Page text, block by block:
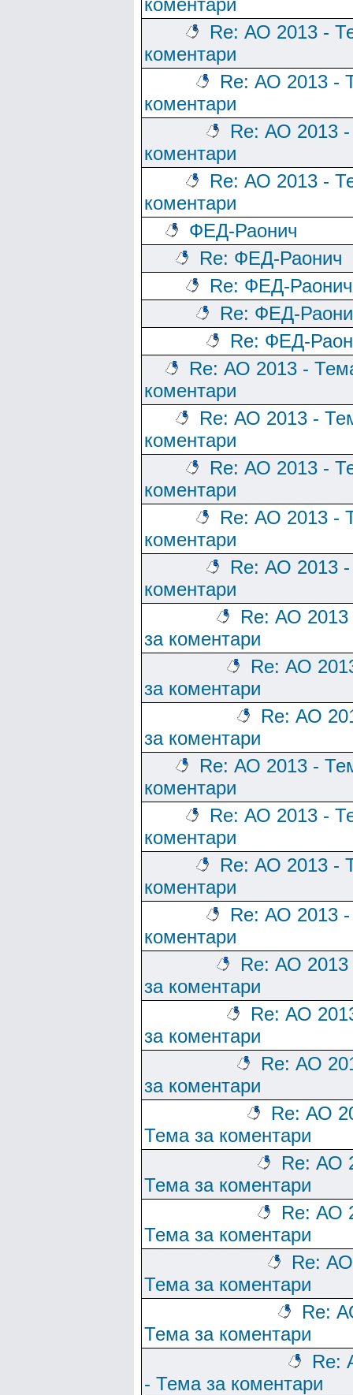
коментари
Re: АО 2013 -
коментари
Re: АО 2013 -
коментари
Re: АО 2013
коментари
Re: АО 2013 -
коментари
ФЕД-Раонич
Re: ФЕД-Раонич
Re: ФЕД-Раонич
Re: ФЕД-
Re: ФЕД-
Re: АО 2013 -
коментари
Re: АО 2013 -
коментари
Re: АО 2013 -
коментари
Re: АО 2013 -
коментари
Re: АО 2013
коментари
Re: АО
за коментари
Re: АО
за коментари
Re: АО
за коментари
Re: АО 2013 -
коментари
Re: АО 2013 -
коментари
Re: АО 2013 -
коментари
Re: АО 2013
коментари
Re: АО
за коментари
Re: АО
за коментари
Re: АО
за коментари
Re: АО
Тема за коментари
Re: АО
Тема за коментари
Re: АО
Тема за коментари
Re:
Тема за коментари
Re:
Тема за коментари
Re:
- Тема за коментари